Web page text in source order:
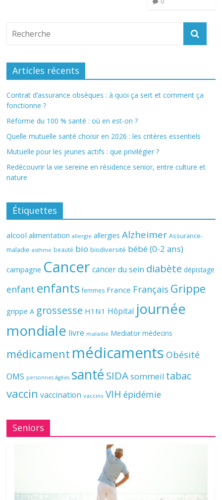
Articles récents
Contrat d’assurance obsèques : à quoi ça sert et comment ça
fonctionne ?
Réforme du 100 % santé : où en est-on ?
Quelle mutuelle santé choisir en 2026 : les critères essentiels
Mutuelle pour les jeunes actifs : que privilégier ?
Redécouvrir la vie sereine en résidence senior, entre culture et
nature
Étiquettes
alcool alimentation allergie allergies Alzheimer Assurance-
maladie asthme beauté bio biodiversité bébé (0-2 ans)
campagne Cancer cancer du sein diabète dépistage
enfant enfants femmes France Français Grippe
grippe A grossesse H1N1 Hôpital journée
mondiale livre maladie Mediator médecins
médicament médicaments Obésité
OMS personnes âgées santé SIDAsommeil tabac
vaccin vaccination vaccins VIH épidémie
Seniors